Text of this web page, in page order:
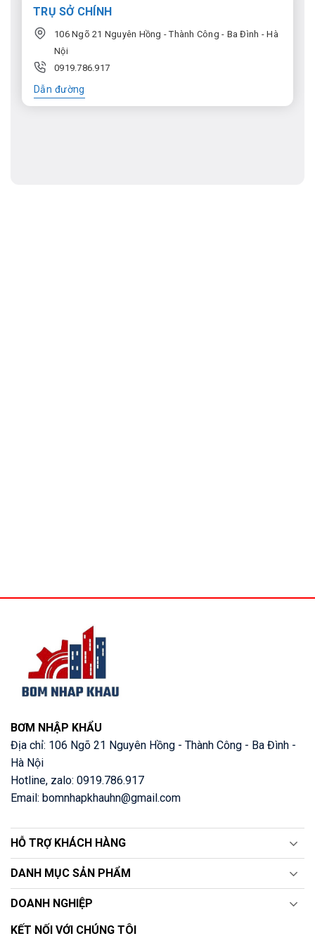
TRỤ SỞ CHÍNH
106 Ngõ 21 Nguyên Hồng - Thành Công - Ba Đình - Hà
Nội
0919.786.917
Dẫn đường
BƠM NHẬP KHẨU
Địa chỉ: 106 Ngõ 21 Nguyên Hồng - Thành Công - Ba Đình -
Hà Nội
Hotline, zalo: 0919.786.917
Email: bomnhapkhauhn@gmail.com
HỖ TRỢ KHÁCH HÀNG
DANH MỤC SẢN PHẨM
DOANH NGHIỆP
KẾT NỐI VỚI CHÚNG TÔI